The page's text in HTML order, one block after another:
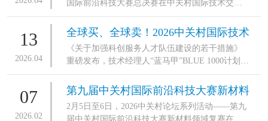
国际前沿科技大赛总决赛在中关村国际技术交易
中心举办。
13
2026.04
全球买、全球卖！2026中关村国际技术
交易大会在京开幕
《关于加强科创服务人才队伍建设的若干措施》
重磅发布，技术经理人“蓝马甲”BLUE 1000计划启
动，一批高质量科技项目集中签约……3月25日下
午，2026中关村论坛年会中关村国际技术交易大
会（以下简称大会）开幕式在全新启动运营的中
关村国际技术交易中心举办，持续擦亮“全球买、
07
2026.02
第九届中关村国际前沿科技大赛新材料
领域TOP10名单揭晓
2月5日至6日，2026中关村论坛系列活动——第九
届中关村国际前沿科技大赛新材料领域复赛在中